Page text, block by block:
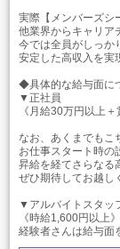
実際【メンバーズシ
他業界からキャリア
今では全員がしっか
安定した高収入を
◆具体的な給与面に
▼正社員
《月給30万円以上＋
なお、あくまでもこ
お仕事スタート時の
昇給を経てさらなる
ぜひ期待してお越
▼アルバイトスタッ
《時給1,600円以上》
経験者さんは給与面